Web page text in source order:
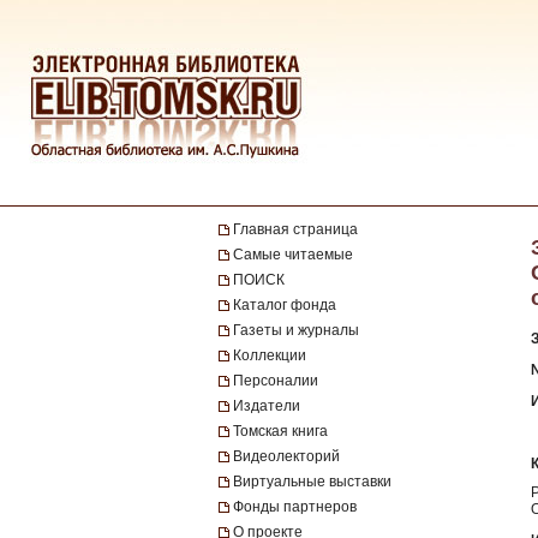
Главная страница
Самые читаемые
ПОИСК
Каталог фонда
Газеты и журналы
Коллекции
Персоналии
Издатели
Томская книга
Видеолекторий
Виртуальные выставки
Фонды партнеров
О проекте